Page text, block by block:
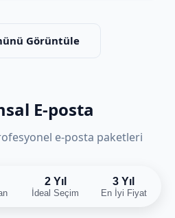
Görüntüle
E-posta
e-posta paketleri
2 Yıl
İdeal Seçim
3 Yıl
En İyi Fiyat